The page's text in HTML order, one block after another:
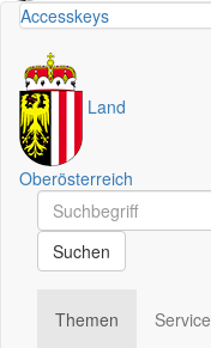
Accesskeys
Land
Oberösterreich
Schnellsuche
Schnellsuche
Suchen
Themen
Service